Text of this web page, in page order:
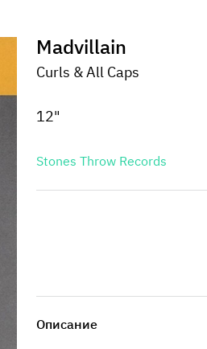
Madvillain
Curls & All Caps
12"
Stones Throw Records
Описание